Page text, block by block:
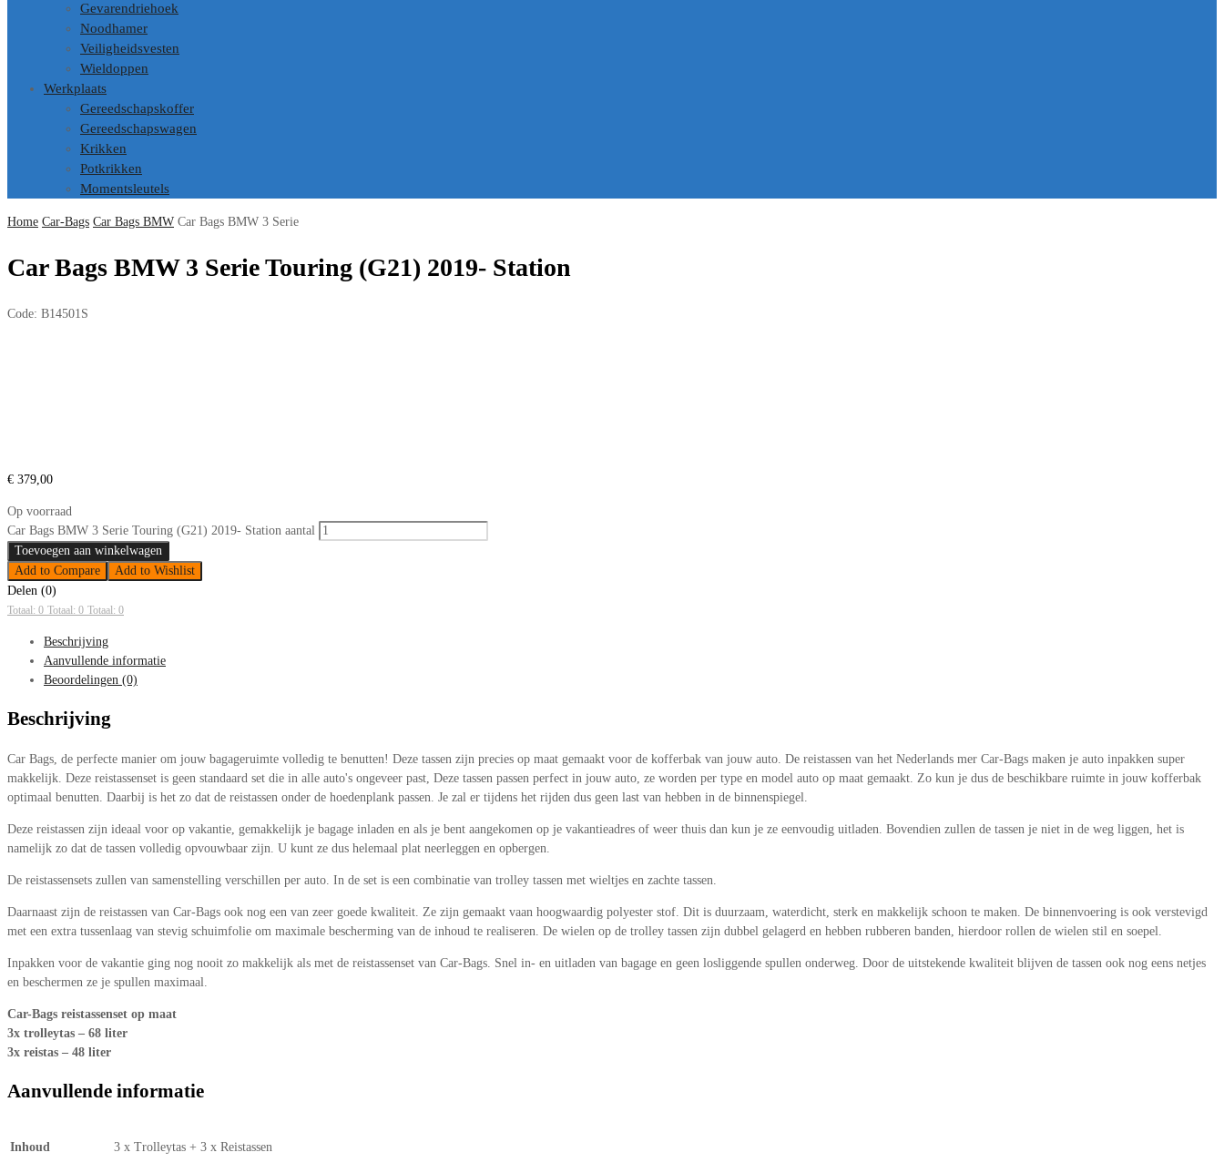
Gevarendriehoek
Noodhamer
Veiligheidsvesten
Wieldoppen
Werkplaats
Gereedschapskoffer
Gereedschapswagen
Krikken
Potkrikken
Momentsleutels
Home Car-Bags Car Bags BMW Car Bags BMW 3 Serie
Car Bags BMW 3 Serie Touring (G21) 2019- Station
Code: B14501S
€ 379,00
Op voorraad
Car Bags BMW 3 Serie Touring (G21) 2019- Station aantal
Toevoegen aan winkelwagen
Add to Compare
Add to Wishlist
Delen (0)
Totaal: 0 Totaal: 0 Totaal: 0
Beschrijving
Aanvullende informatie
Beoordelingen (0)
Beschrijving
Car Bags, de perfecte manier om jouw bagageruimte volledig te benutten! Deze tassen zijn precies op maat gemaakt voor de kofferbak van jouw auto. De reistassen van het Nederlands mer Car-Bags maken je auto inpakken super
makkelijk. Deze reistassenset is geen standaard set die in alle auto's ongeveer past, Deze tassen passen perfect in jouw auto, ze worden per type en model auto op maat gemaakt. Zo kun je dus de beschikbare ruimte in jouw kofferbak
optimaal benutten. Daarbij is het zo dat de reistassen onder de hoedenplank passen. Je zal er tijdens het rijden dus geen last van hebben in de binnenspiegel.
Deze reistassen zijn ideaal voor op vakantie, gemakkelijk je bagage inladen en als je bent aangekomen op je vakantieadres of weer thuis dan kun je ze eenvoudig uitladen. Bovendien zullen de tassen je niet in de weg liggen, het is
namelijk zo dat de tassen volledig opvouwbaar zijn. U kunt ze dus helemaal plat neerleggen en opbergen.
De reistassensets zullen van samenstelling verschillen per auto. In de set is een combinatie van trolley tassen met wieltjes en zachte tassen.
Daarnaast zijn de reistassen van Car-Bags ook nog een van zeer goede kwaliteit. Ze zijn gemaakt vaan hoogwaardig polyester stof. Dit is duurzaam, waterdicht, sterk en makkelijk schoon te maken. De binnenvoering is ook verstevigd
met een extra tussenlaag van stevig schuimfolie om maximale bescherming van de inhoud te realiseren. De wielen op de trolley tassen zijn dubbel gelagerd en hebben rubberen banden, hierdoor rollen de wielen stil en soepel.
Inpakken voor de vakantie ging nog nooit zo makkelijk als met de reistassenset van Car-Bags. Snel in- en uitladen van bagage en geen losliggende spullen onderweg. Door de uitstekende kwaliteit blijven de tassen ook nog eens netjes
en beschermen ze je spullen maximaal.
Car-Bags reistassenset op maat
3x trolleytas – 68 liter
3x reistas – 48 liter
Aanvullende informatie
Inhoud 3 x Trolleytas + 3 x Reistassen